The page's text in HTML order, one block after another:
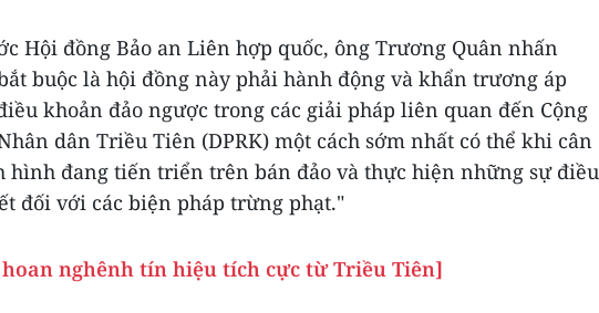
Hội đồng Bảo an Liên hợp quốc, ông Trương Quân nhấn
buộc là hội đồng này phải hành động và khẩn trương áp
khoản đảo ngược trong các giải pháp liên quan đến Cộng
dân Triều Tiên (DPRK) một cách sớm nhất có thể khi cân
hình đang tiến triển trên bán đảo và thực hiện những sự điều
đối với các biện pháp trừng phạt."
nghênh tín hiệu tích cực từ Triều Tiên]